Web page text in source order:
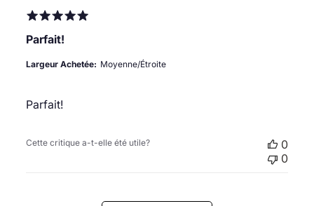
Parfait!
Parfait!
Largeur Achetée: Moyenne/Étroite
Cette critique a-t-elle été utile?
0
0